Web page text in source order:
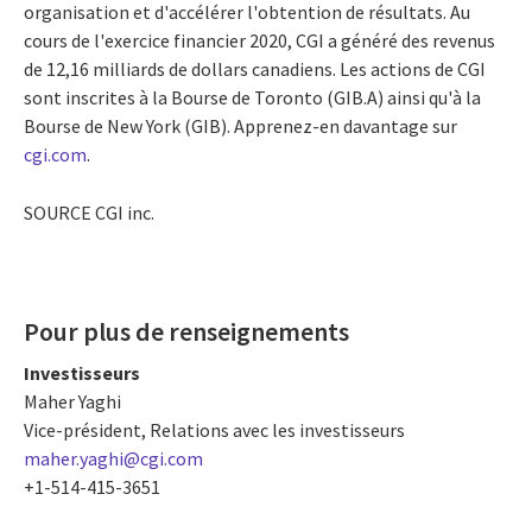
organisation et d'accélérer l'obtention de résultats. Au
cours de l'exercice financier 2020, CGI a généré des revenus
de 12,16 milliards de dollars canadiens. Les actions de CGI
sont inscrites à la Bourse de Toronto (GIB.A) ainsi qu'à la
Bourse de New York (GIB). Apprenez-en davantage sur
cgi.com.
SOURCE CGI inc.
Pour plus de renseignements
Investisseurs
Maher Yaghi
Vice-président, Relations avec les investisseurs
maher.yaghi@cgi.com
+1-514-415-3651